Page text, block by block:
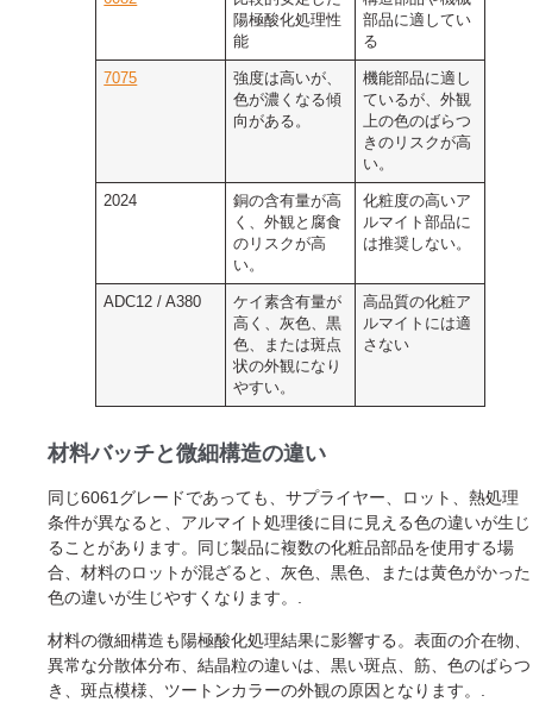
陽極酸化処理性
能
部品に適してい
る
7075
強度は高いが、
色が濃くなる傾
向がある。
機能部品に適し
ているが、外観
上の色のばらつ
きのリスクが高
い。
2024
銅の含有量が高
く、外観と腐食
のリスクが高
い。
化粧度の高いア
ルマイト部品に
は推奨しない。
ADC12 / A380
ケイ素含有量が
高く、灰色、黒
色、または斑点
状の外観になり
やすい。
高品質の化粧ア
ルマイトには適
さない
材料バッチと微細構造の違い
同じ6061グレードであっても、サプライヤー、ロット、熱処理
条件が異なると、アルマイト処理後に目に見える色の違いが生じ
ることがあります。同じ製品に複数の化粧品部品を使用する場
合、材料のロットが混ざると、灰色、黒色、または黄色がかった
色の違いが生じやすくなります。.
材料の微細構造も陽極酸化処理結果に影響する。表面の介在物、
異常な分散体分布、結晶粒の違いは、黒い斑点、筋、色のばらつ
き、斑点模様、ツートンカラーの外観の原因となります。.